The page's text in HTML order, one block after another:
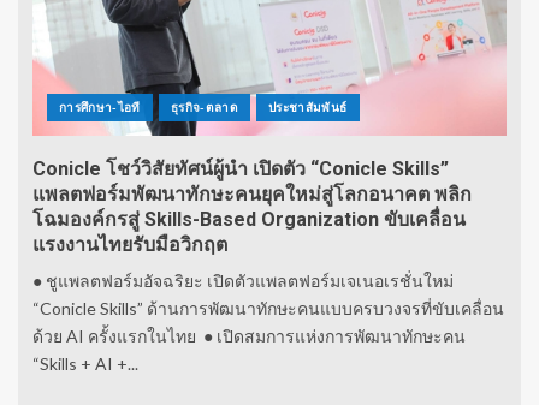
การศึกษา-ไอที ธุรกิจ-ตลาด ประชาสัมพันธ์
Conicle โชว์วิสัยทัศน์ผู้นำ เปิดตัว “Conicle Skills”
แพลตฟอร์มพัฒนาทักษะคนยุคใหม่สู่โลกอนาคต พลิก
โฉมองค์กรสู่ Skills-Based Organization ขับเคลื่อน
แรงงานไทยรับมือวิกฤต
● ชูแพลตฟอร์มอัจฉริยะ เปิดตัวแพลตฟอร์มเจเนอเรชั่นใหม่
“Conicle Skills” ด้านการพัฒนาทักษะคนแบบครบวงจรที่ขับเคลื่อน
ด้วย AI ครั้งแรกในไทย ● เปิดสมการแห่งการพัฒนาทักษะคน
“Skills + AI +...